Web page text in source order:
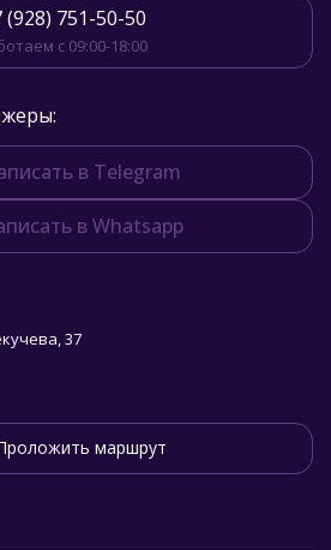
(928) 751-50-50
с 09:00-18:00
в Telegram
в Whatsapp
37
маршрут